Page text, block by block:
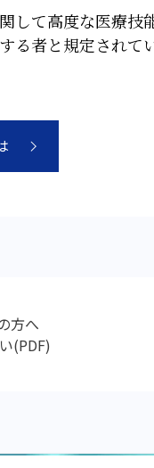
して高度な医療技
る者と規定されて
方へ
(PDF)